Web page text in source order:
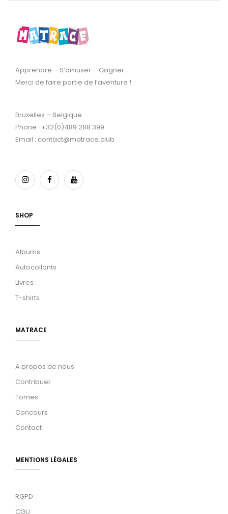
Apprendre – S’amuser – Gagner
Merci de faire partie de l’aventure !
Bruxelles – Belgique
Phone : +32(0)489.288.399
Email : contact@matrace.club
SHOP
Albums
Autocollants
Livres
T-shirts
MATRACE
A propos de nous
Contribuer
Tomes
Concours
Contact
MENTIONS LÉGALES
RGPD
CGU